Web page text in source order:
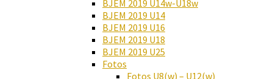
BJEM 2019 U14w-U18w
BJEM 2019 U14
BJEM 2019 U16
BJEM 2019 U18
BJEM 2019 U25
Fotos
Fotos U8(w) – U12(w)